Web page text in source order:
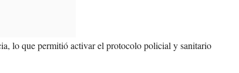
lo que permitió activar el protocolo policial y sanitario